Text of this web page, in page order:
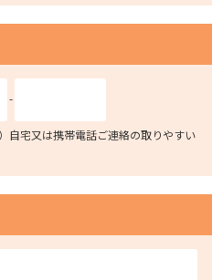
-
自宅又は携帯電話ご連絡の取りやすい